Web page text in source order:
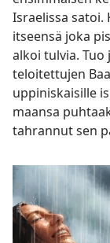
Israelissa satoi.
itseensä joka
alkoi tulvia.
teloitettujen
uppiniskaisille
maansa
tahrannut sen